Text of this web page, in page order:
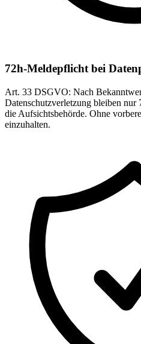
72h-Meldepflicht bei
Art. 33 DSGVO: Nach
Datenschutzverletzung bleiben
die Aufsichtsbehörde. Ohne
einzuhalten.